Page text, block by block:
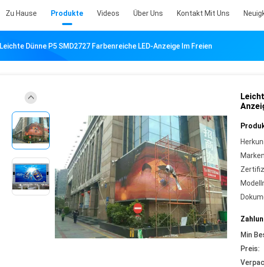
Zu Hause Produkte Videos Über Uns Kontakt Mit Uns
Leichte Dünne P5 SMD2727 Farbenreiche LED-Anzeige Im Freien
Min
Preis: